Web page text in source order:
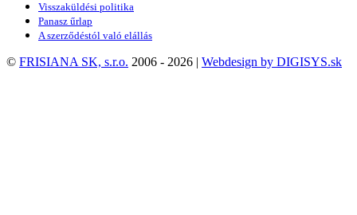
Visszaküldési politika
Panasz űrlap
A szerződéstól való elállás
© FRISIANA SK, s.r.o. 2006 - 2026 | Webdesign by DIGISYS.sk